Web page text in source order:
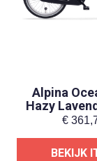
Alpina
Hazy
€
BEKIJK